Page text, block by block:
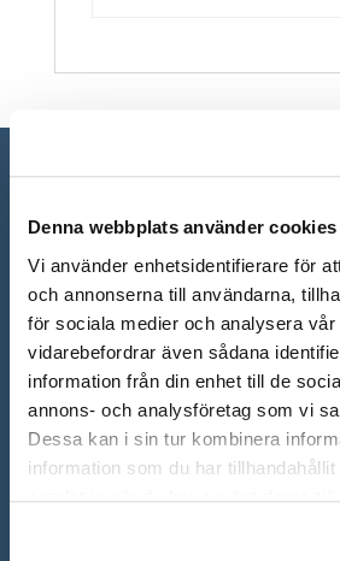
Denna webbplats använder cookies
Vi använder enhetsidentifierare för
och annonserna till användarna,
för sociala medier och analysera
vidarebefordrar även sådana
information från din enhet till de
annons- och analysföretag som vi
Dessa kan i sin tur kombinera
information som du har
samlat in när du har använt deras
ÖPPETTIDER SHOWROOM
Mån-Fre: 10.00 – 18.00
Lör: 10.00 – 13.00